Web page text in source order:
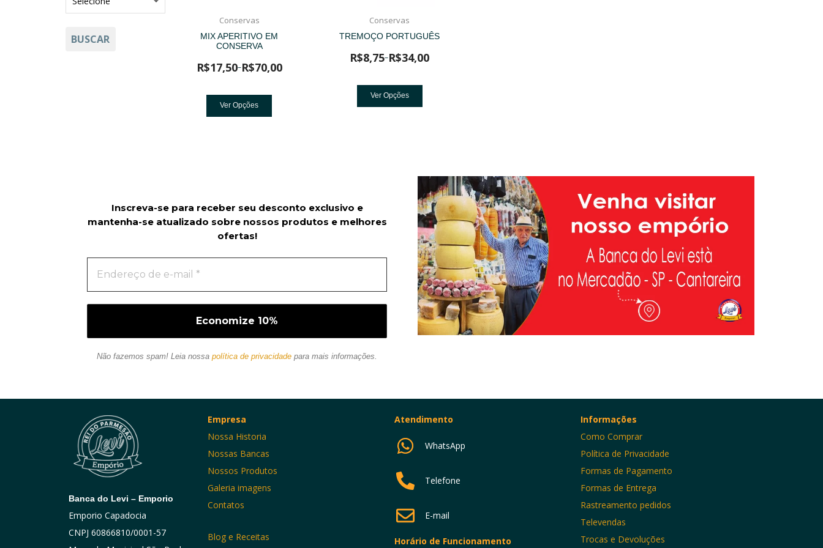
BUSCAR
Conservas
MIX APERITIVO EM
CONSERVA
R$17,50–R$70,00
Ver Opções
Conservas
TREMOÇO PORTUGUÊS
R$8,75–R$34,00
Ver Opções
Inscreva-se para receber seu desconto exclusivo e
mantenha-se atualizado sobre nossos produtos e melhores
ofertas!
Não fazemos spam! Leia nossa política de privacidade para mais informações.
Banca do Levi – Emporio
Emporio Capadocia
CNPJ 60866810/0001-57
Empresa
Nossa Historia
Nossas Bancas
Nossos Produtos
Galeria imagens
Contatos
Blog e Receitas
Atendimento
WhatsApp
Telefone
E-mail
Horário de Funcionamento
Informações
Como Comprar
Política de Privacidade
Formas de Pagamento
Formas de Entrega
Rastreamento pedidos
Televendas
Trocas e Devoluções